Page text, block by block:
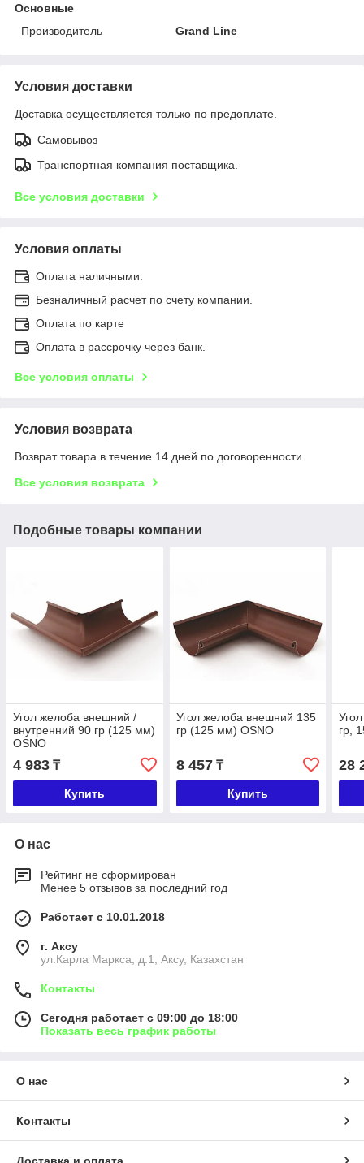
Основные
Производитель
Grand Line
Условия доставки
Доставка осуществляется только по предоплате.
Самовывоз
Транспортная компания поставщика.
Все условия доставки
Условия оплаты
Оплата наличными.
Безналичный расчет по счету компании.
Оплата по карте
Оплата в рассрочку через банк.
Все условия оплаты
Условия возврата
Возврат товара в течение 14 дней по договоренности
Все условия возврата
Подобные товары компании
Угол желоба внешний /
внутренний 90 гр (125 мм)
OSNO
4 983 ₸
Купить
Угол желоба внешний 135
гр (125 мм) OSNO
8 457₸
Купить
гр,
28
О нас
Рейтинг не сформирован
Менее 5 отзывов за последний год
Работает с 10.01.2018
г. Аксу
ул.Карла Маркса, д.1, Аксу, Казахстан
Контакты
Сегодня работает с 09:00 до 18:00
Показать весь график работы
О нас
Контакты